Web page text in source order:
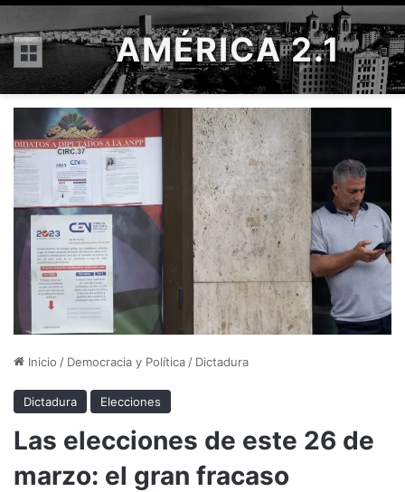
Menú AMÉRICA 2.1
Inicio / Democracia y Política / Dictadura
Dictadura Elecciones
Las elecciones de este 26 de
marzo: el gran fracaso